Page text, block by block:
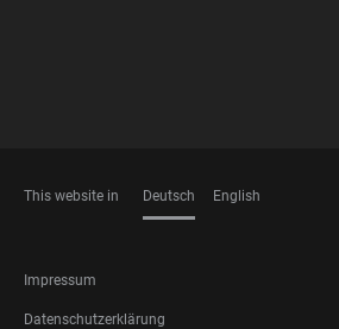
This website in Deutsch English
FOOTER
LEGAL
Impressum
Datenschutzerklärung